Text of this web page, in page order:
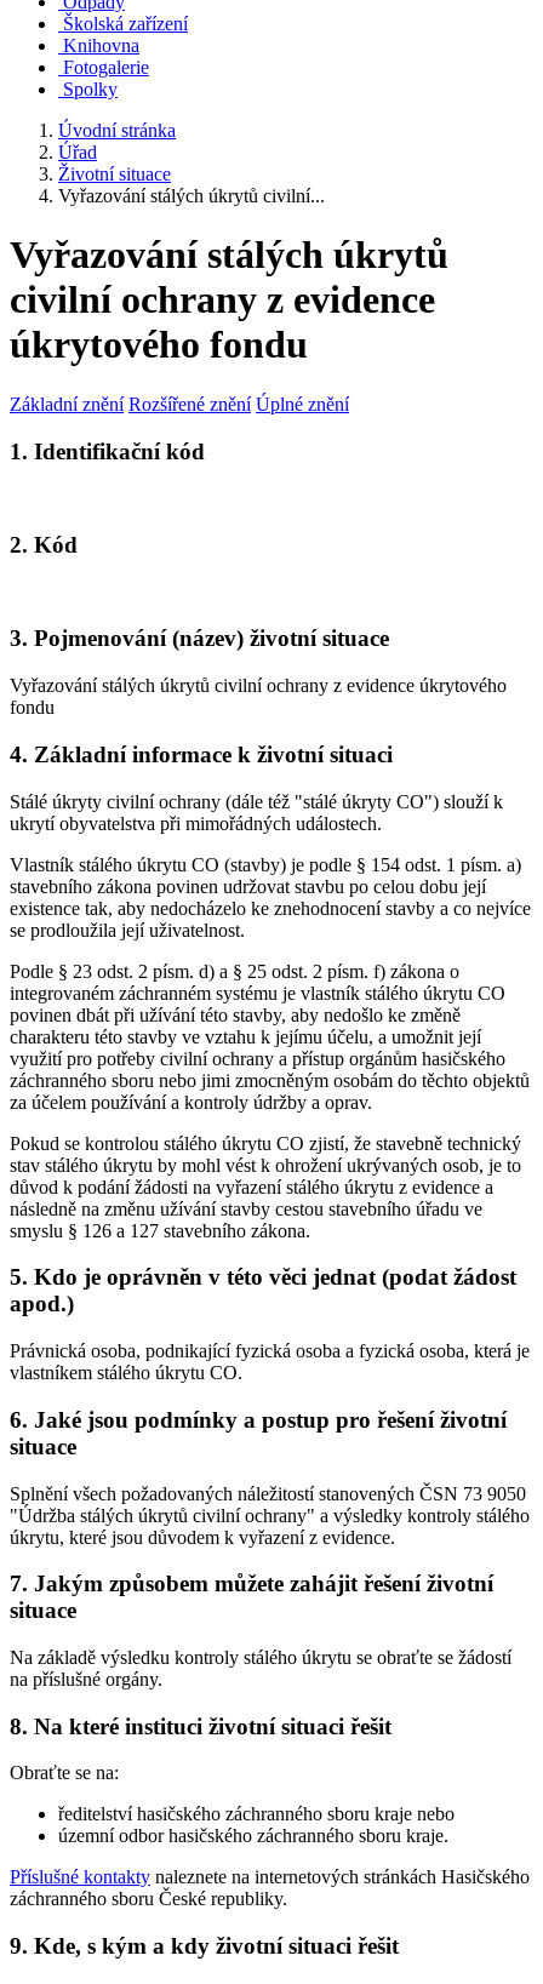
Školská zařízení
Knihovna
Fotogalerie
Spolky
Úvodní stránka
Úřad
Životní situace
Vyřazování stálých úkrytů civilní...
Vyřazování stálých úkrytů
civilní ochrany z evidence
úkrytového fondu
Základní znění Rozšířené znění Úplné znění
1. Identifikační kód
2. Kód
3. Pojmenování (název) životní situace
Vyřazování stálých úkrytů civilní ochrany z evidence úkrytového
fondu
4. Základní informace k životní situaci
Stálé úkryty civilní ochrany (dále též "stálé úkryty CO") slouží k
ukrytí obyvatelstva při mimořádných událostech.
Vlastník stálého úkrytu CO (stavby) je podle § 154 odst. 1 písm. a)
stavebního zákona povinen udržovat stavbu po celou dobu její
existence tak, aby nedocházelo ke znehodnocení stavby a co nejvíce
se prodloužila její uživatelnost.
Podle § 23 odst. 2 písm. d) a § 25 odst. 2 písm. f) zákona o
integrovaném záchranném systému je vlastník stálého úkrytu CO
povinen dbát při užívání této stavby, aby nedošlo ke změně
charakteru této stavby ve vztahu k jejímu účelu, a umožnit její
využití pro potřeby civilní ochrany a přístup orgánům hasičského
záchranného sboru nebo jimi zmocněným osobám do těchto objektů
za účelem používání a kontroly údržby a oprav.
Pokud se kontrolou stálého úkrytu CO zjistí, že stavebně technický
stav stálého úkrytu by mohl vést k ohrožení ukrývaných osob, je to
důvod k podání žádosti na vyřazení stálého úkrytu z evidence a
následně na změnu užívání stavby cestou stavebního úřadu ve
smyslu § 126 a 127 stavebního zákona.
5. Kdo je oprávněn v této věci jednat (podat žádost
apod.)
Právnická osoba, podnikající fyzická osoba a fyzická osoba, která je
vlastníkem stálého úkrytu CO.
6. Jaké jsou podmínky a postup pro řešení životní
situace
Splnění všech požadovaných náležitostí stanovených ČSN 73 9050
"Údržba stálých úkrytů civilní ochrany" a výsledky kontroly stálého
úkrytu, které jsou důvodem k vyřazení z evidence.
7. Jakým způsobem můžete zahájit řešení životní
situace
Na základě výsledku kontroly stálého úkrytu se obraťte se žádostí
na příslušné orgány.
8. Na které instituci životní situaci řešit
Obraťte se na:
ředitelství hasičského záchranného sboru kraje nebo
územní odbor hasičského záchranného sboru kraje.
Příslušné kontakty naleznete na internetových stránkách Hasičského
záchranného sboru České republiky.
9. Kde, s kým a kdy životní situaci řešit